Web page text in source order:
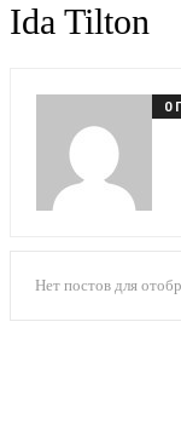
Ida Tilton
0
Нет постов для